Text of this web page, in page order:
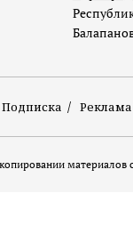
Подписка Реклама
материалов